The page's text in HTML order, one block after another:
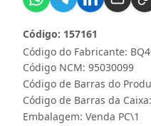
Código do Fabricante:
Código: 157161
Código NCM: 95030099
Código de Barras do
Código de Barras da
Embalagem: Venda PC\1